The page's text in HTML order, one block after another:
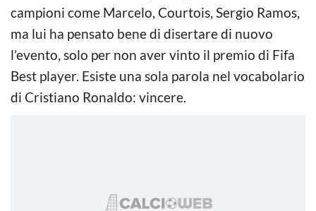
campioni come Marcelo, Courtois, Sergio Ramos,
ma lui ha pensato bene di disertare di nuovo
l’evento, solo per non aver vinto il premio di Fifa
Best player. Esiste una sola parola nel vocabolario
di Cristiano Ronaldo: vincere.